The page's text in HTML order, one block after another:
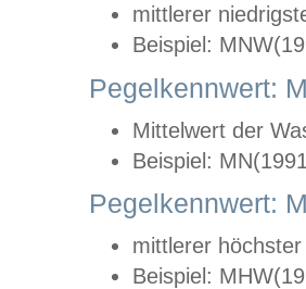
mittlerer
Beispiel:
Pegelkennwert:
Mittelwert der
Beispiel:
Pegelkennwert:
mittlerer
Beispiel: